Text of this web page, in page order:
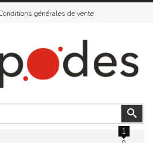
générales de vente
1